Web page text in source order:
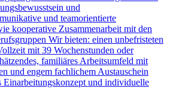
und
und teamorientierte
kooperative Zusammenarbeit mit den
Wir bieten: einen unbefristeten
mit 39 Wochenstunden oder
familiäres Arbeitsumfeld mit
und engem fachlichem Austauschein
Einarbeitungskonzept und individuelle